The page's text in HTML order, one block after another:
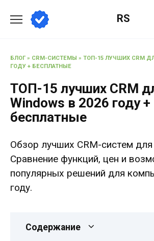
содержанию
RS
БЛОГ» CRM-СИСТЕМЫ » ТОП-15 ЛУЧШИХ CRM
ГОДУ + БЕСПЛАТНЫЕ
ТОП-15 лучших CRM
Windows в 2026 году +
бесплатные
Обзор лучших CRM-систем
Сравнение функций, цен и
популярных решений для
году.
Содержание